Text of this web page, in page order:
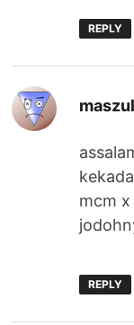
REPLY
mcm x
REPLY